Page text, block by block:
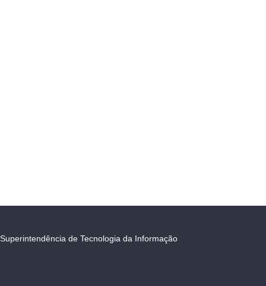
Superintendência de Tecnologia da Informação